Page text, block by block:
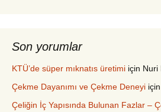
Son yorumlar
KTÜ’de süper mıknatıs üretimi için Nuri
Çekme Dayanımı ve Çekme Deneyi için
Çeliğin İç Yapısında Bulunan Fazlar –